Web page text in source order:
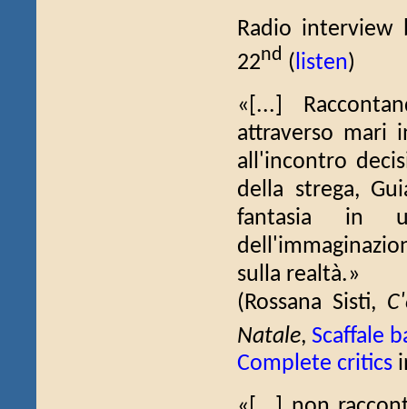
Radio
22nd ( listen)
«[...]
attraverso mari
all'incontro
della strega,
fantasia in
sulla realtà.»
(Rossana Sisti,
Natale, Scaffale
Complete critics